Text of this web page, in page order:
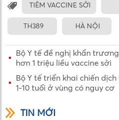
TIÊM VACCINE SỞI
TH389 HÀ NỘI
Bộ Y tế đề nghị khẩn
hơn 1 triệu liều vaccine sởi
Bộ Y tế triển khai chiến
1-10 tuổi ở vùng có nguy cơ
TIN MỚI